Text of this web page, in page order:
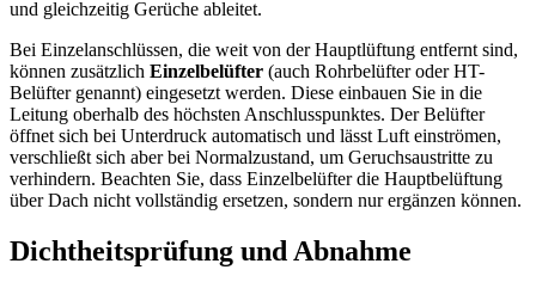
und gleichzeitig Gerüche ableitet.
Bei Einzelanschlüssen, die weit von der Hauptlüftung entfernt sind,
können zusätzlich Einzelbelüfter (auch Rohrbelüfter oder HT-
Belüfter genannt) eingesetzt werden. Diese einbauen Sie in die
Leitung oberhalb des höchsten Anschlusspunktes. Der Belüfter
öffnet sich bei Unterdruck automatisch und lässt Luft einströmen,
verschließt sich aber bei Normalzustand, um Geruchsaustritte zu
verhindern. Beachten Sie, dass Einzelbelüfter die Hauptbelüftung
über Dach nicht vollständig ersetzen, sondern nur ergänzen können.
Dichtheitsprüfung und Abnahme